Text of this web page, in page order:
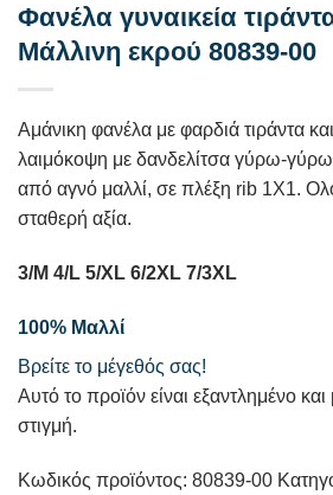
Φανέλα γυναικεία
Μάλλινη εκρού 80839-00
Αμάνικη φανέλα με φαρδιά τιράντα
λαιμόκοψη με δανδελίτσα γύρω-
από αγνό μαλλί, σε πλέξη rib 1X1.
σταθερή αξία.
3/M 4/L 5/XL 6/2XL 7/3XL
100% Μαλλί
Βρείτε το μέγεθός σας!
Αυτό το προϊόν είναι εξαντλημένο
στιγμή.
Κωδικός προϊόντος: 80839-00